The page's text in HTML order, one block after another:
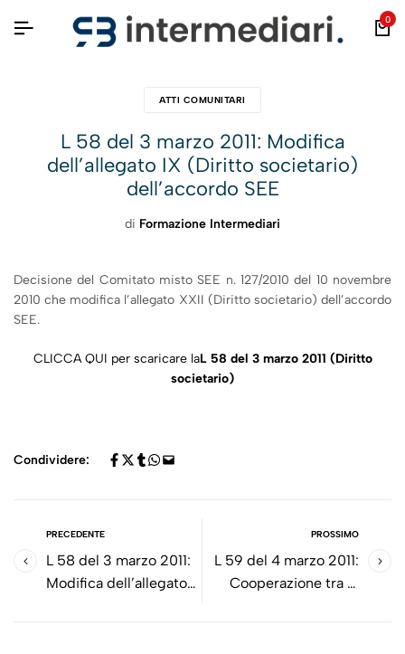
0
ATTI COMUNITARI
L 58 del 3 marzo 2011: Modifica
dell’allegato IX (Diritto societario)
dell’accordo SEE
di Formazione Intermediari
Decisione del Comitato misto SEE n. 127/2010 del 10 novembre
2010 che modifica l’allegato XXII (Diritto societario) dell’accordo
SEE.
CLICCA QUI per scaricare laL 58 del 3 marzo 2011 (Diritto
societario)
Condividere:
PRECEDENTE
L 58 del 3 marzo 2011:
Modifica dell’allegato
PROSSIMO
L 59 del 4 marzo 2011:
Cooperazione tra le